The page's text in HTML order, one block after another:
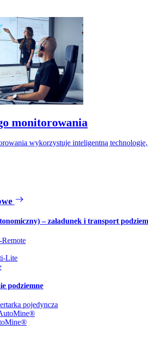
monitorowania
wykorzystuje inteligentną
– załadunek i transport
Lite
podziemne
pojedyncza